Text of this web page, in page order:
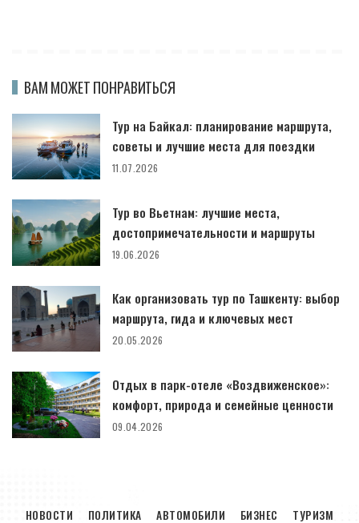
ВАМ МОЖЕТ ПОНРАВИТЬСЯ
Тур на Байкал: планирование маршрута,
советы и лучшие места для поездки
11.07.2026
Тур во Вьетнам: лучшие места,
достопримечательности и маршруты
19.06.2026
Как организовать тур по Ташкенту: выбор
маршрута, гида и ключевых мест
20.05.2026
Отдых в парк-отеле «Воздвиженское»:
комфорт, природа и семейные ценности
09.04.2026
НОВОСТИ ПОЛИТИКА АВТОМОБИЛИ БИЗНЕС ТУРИЗМ